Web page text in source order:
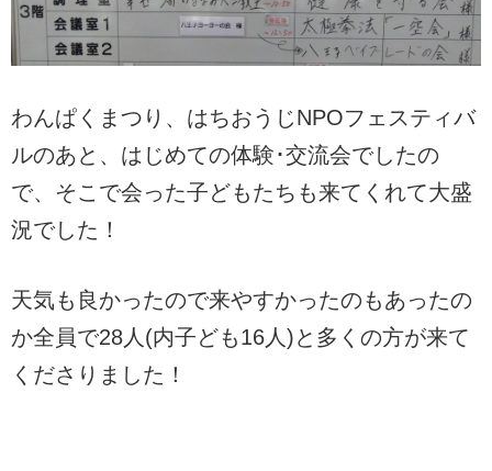
わんぱくまつり、はちおうじNPOフェスティバ
ルのあと、はじめての体験･交流会でしたの
で、そこで会った子どもたちも来てくれて大盛
況でした！
天気も良かったので来やすかったのもあったの
か全員で28人(内子ども16人)と多くの方が来て
くださりました！